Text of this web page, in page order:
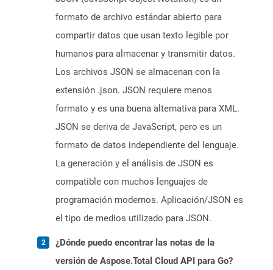
formato de archivo estándar abierto para
compartir datos que usan texto legible por
humanos para almacenar y transmitir datos.
Los archivos JSON se almacenan con la
extensión .json. JSON requiere menos
formato y es una buena alternativa para XML.
JSON se deriva de JavaScript, pero es un
formato de datos independiente del lenguaje.
La generación y el análisis de JSON es
compatible con muchos lenguajes de
programación modernos. Aplicación/JSON es
el tipo de medios utilizado para JSON.
¿Dónde puedo encontrar las notas de la
versión de Aspose.Total Cloud API para Go?